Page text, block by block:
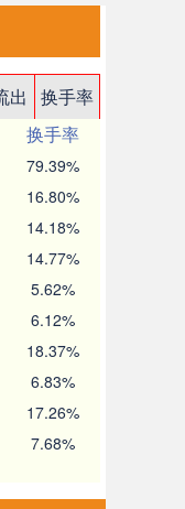
出
换手率
换手率
79.39%
16.80%
14.18%
14.77%
5.62%
6.12%
18.37%
6.83%
17.26%
7.68%